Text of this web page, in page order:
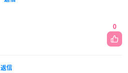
0
返信